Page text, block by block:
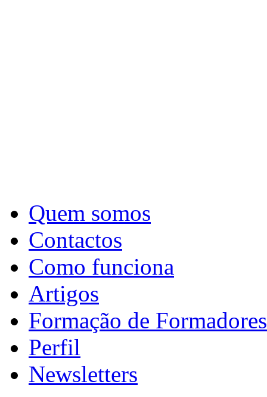
Quem somos
Contactos
Como funciona
Artigos
Formação de Formadores
Perfil
Newsletters